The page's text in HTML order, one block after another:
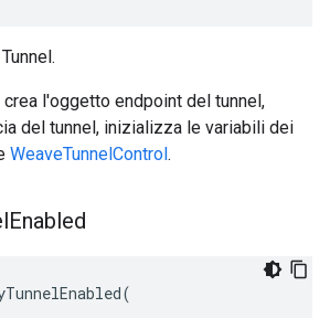
l'oggetto endpoint del tunnel,
del tunnel, inizializza le variabili dei
WeaveTunnelControl.
Enabled
(